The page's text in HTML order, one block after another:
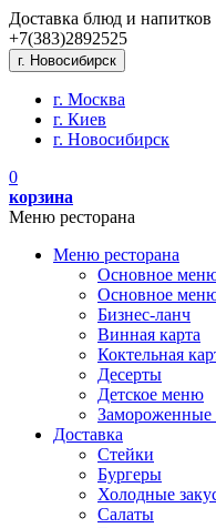
Доставка блюд и напитков
+7(383)2892525
г. Новосибирск
г. Москва
г. Киев
г. Новосибирск
0
корзина
Меню ресторана
Меню ресторана
Основное
Основное
Бизнес-ланч
Винная карта
Коктельная
Десерты
Детское меню
Замороженные
Доставка
Стейки
Бургеры
Холодные
Салаты